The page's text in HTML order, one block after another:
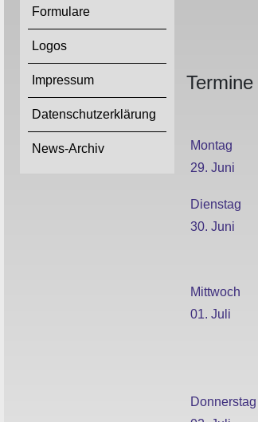
Formulare
Logos
Impressum
Datenschutzerklärung
News-Archiv
Montag
29. Juni
Dienstag
30. Juni
Mittwoch
01. Juli
Donnerstag